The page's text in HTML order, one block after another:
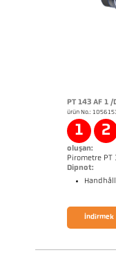
PT 143 AF 1 /
ürün No.:
1 2
oluşan:
Pirometre PT
Dipnot:
İndirmek